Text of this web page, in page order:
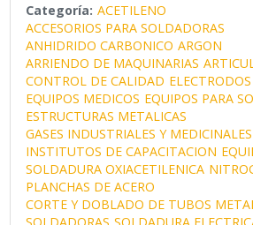
Categoría: ACETILENO
ACCESORIOS PARA SOLDADORAS
ANHIDRIDO CARBONICO ARGON
ARRIENDO DE MAQUINARIAS
CONTROL DE CALIDAD
EQUIPOS MEDICOS EQUIPOS PARA
ESTRUCTURAS METALICAS
GASES INDUSTRIALES Y MEDICINALES
INSTITUTOS DE CAPACITACION
SOLDADURA OXIACETILENICA
PLANCHAS DE ACERO
CORTE Y DOBLADO DE TUBOS